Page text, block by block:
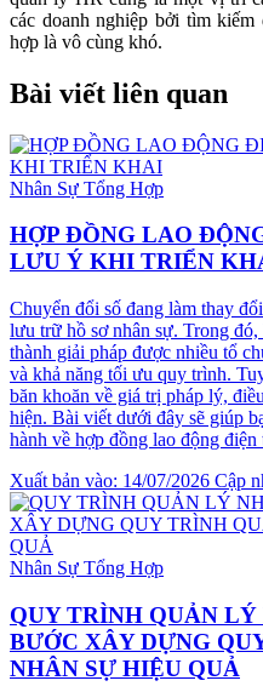
các doanh nghiệp bởi tìm
hợp là vô cùng khó.
Bài viết liên quan
Nhân Sự Tổng Hợp
HỢP ĐỒNG LAO
LƯU Ý KHI TRIỂN
Chuyển đổi số đang làm thay
lưu trữ hồ sơ nhân sự. Trong
thành giải pháp được nhiều tổ
và khả năng tối ưu quy trình.
băn khoăn về giá trị pháp lý,
hiện. Bài viết dưới đây sẽ giúp
hành về hợp đồng lao động điện
Xuất bản vào: 14/07/2026 Cập
Nhân Sự Tổng Hợp
QUY TRÌNH QUẢN
BƯỚC XÂY DỰNG
NHÂN SỰ HIỆU QUẢ